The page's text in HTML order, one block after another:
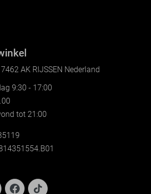
AK RIJSSEN Nederland
9:30 - 17:00
tot 21:00